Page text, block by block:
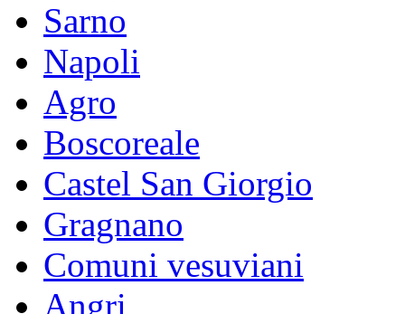
Sarno
Napoli
Agro
Boscoreale
Castel San Giorgio
Gragnano
Comuni vesuviani
Angri